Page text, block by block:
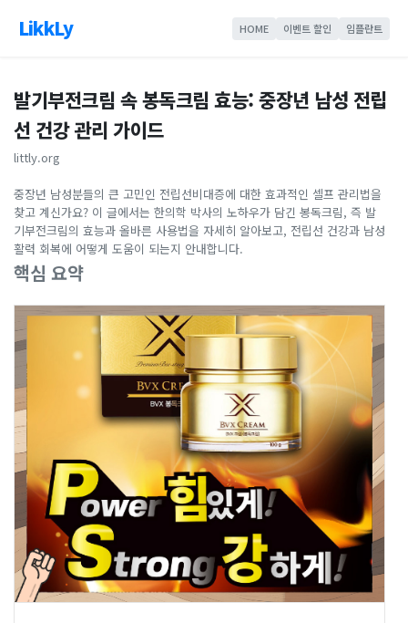
LikkLy HOME 이벤트 할인 임플란트
발기부전크림 속 봉독크림 효능: 중장년 남성 전립
선 건강 관리 가이드
littly.org
중장년 남성분들의 큰 고민인 전립선비대증에 대한 효과적인 셀프 관리법을
찾고 계신가요? 이 글에서는 한의학 박사의 노하우가 담긴 봉독크림, 즉 발
기부전크림의 효능과 올바른 사용법을 자세히 알아보고, 전립선 건강과 남성
활력 회복에 어떻게 도움이 되는지 안내합니다.
핵심 요약